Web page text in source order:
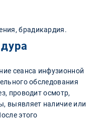
брадикардия.
сеанса инфузионной
обследования
проводит осмотр,
выявляет наличие или
этого